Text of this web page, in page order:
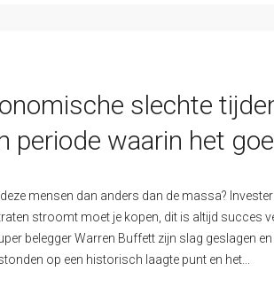
slechte
periode waarin het
mensen dan anders dan de massa?
stroomt moet je kopen, dit is altijd succes
belegger Warren Buffett zijn slag geslagen
op een historisch laagte punt en het...